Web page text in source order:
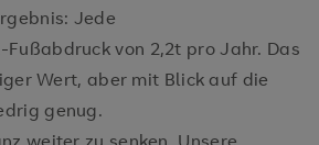
Jede
von 2,2t pro Jahr. Das
Wert, aber mit Blick auf die
genug.